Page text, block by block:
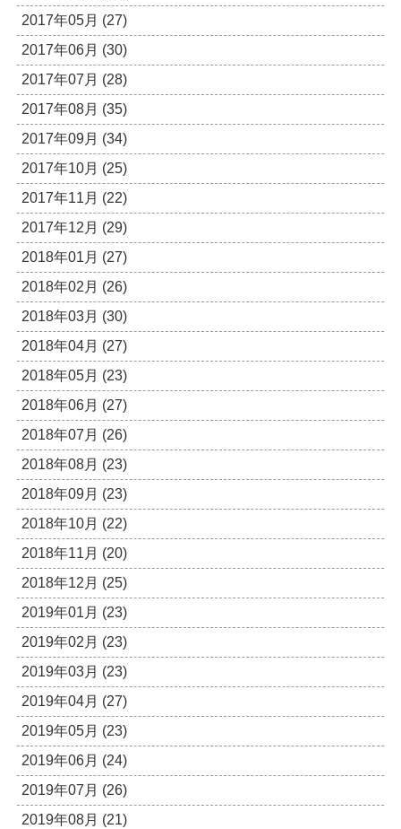
2017年05月 (27)
2017年06月 (30)
2017年07月 (28)
2017年08月 (35)
2017年09月 (34)
2017年10月 (25)
2017年11月 (22)
2017年12月 (29)
2018年01月 (27)
2018年02月 (26)
2018年03月 (30)
2018年04月 (27)
2018年05月 (23)
2018年06月 (27)
2018年07月 (26)
2018年08月 (23)
2018年09月 (23)
2018年10月 (22)
2018年11月 (20)
2018年12月 (25)
2019年01月 (23)
2019年02月 (23)
2019年03月 (23)
2019年04月 (27)
2019年05月 (23)
2019年06月 (24)
2019年07月 (26)
2019年08月 (21)